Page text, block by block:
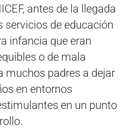
antes de la llegada
servicios de educación
infancia que eran
o de mala
muchos padres a dejar
en entornos
en un punto